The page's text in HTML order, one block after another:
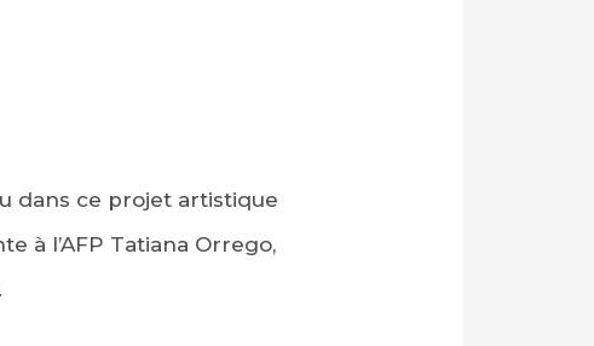
dans ce projet artistique
à l’AFP Tatiana Orrego,